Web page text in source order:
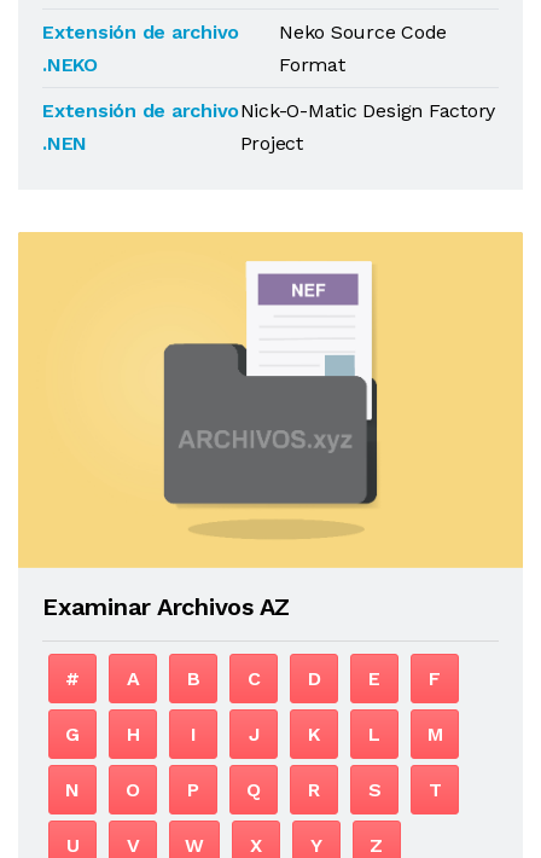
Extensión de archivo
.NEKO
Neko Source Code
Format
Extensión de archivo
.NEN
Nick-O-Matic Design Factory
Project
Examinar Archivos AZ
# A B C D E F
G H I J K L M
N O P Q R S T
U V W X Y Z